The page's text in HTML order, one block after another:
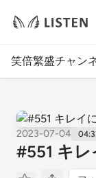
笑倍繁盛チャン
2023-07-04
#551 キ